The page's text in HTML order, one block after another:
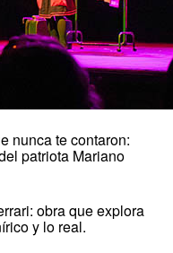
nunca te contaron:
patriota Mariano
obra que explora
y lo real.